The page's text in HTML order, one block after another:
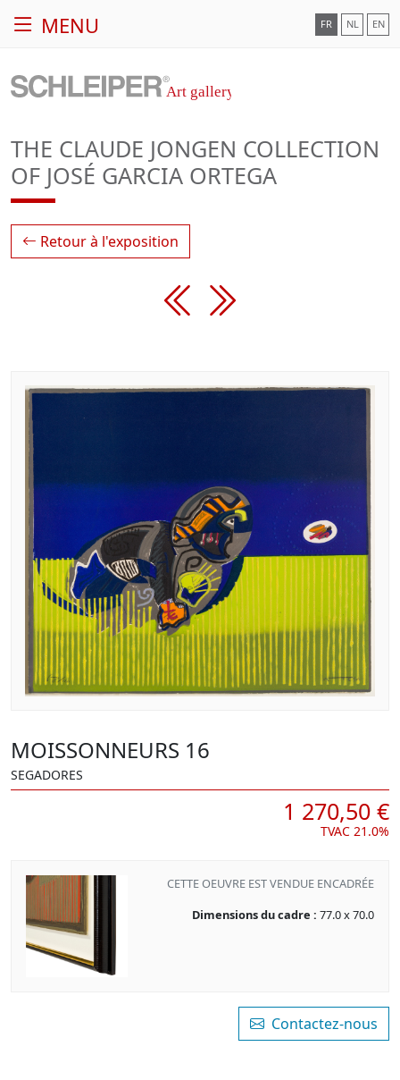
MENU FR NL EN
THE CLAUDE JONGEN COLLECTION
OF JOSÉ GARCIA ORTEGA
Retour à l'exposition
MOISSONNEURS 16
SEGADORES
1 270,50 €
TVAC 21.0%
CETTE OEUVRE EST VENDUE ENCADRÉE
Dimensions du cadre : 77.0 x 70.0
Contactez-nous